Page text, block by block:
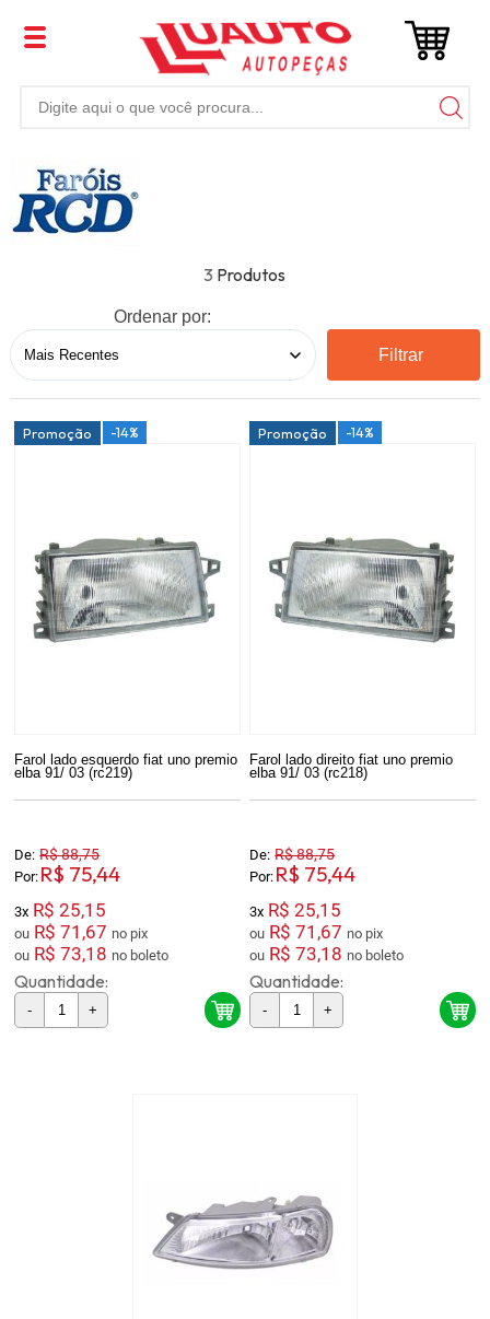
3
Ordenar por:
Filtrar
Promoção -14%
Farol lado esquerdo fiat uno premio
elba 91/ 03 (rc219)
De: R$ 88,75
Por: R$ 75,44
3x R$ 25,15
ou R$ 71,67
no pix
ou R$ 73,18 no boleto
Quantidade:
- +
Promoção -14%
Farol lado direito fiat uno premio
elba 91/ 03 (rc218)
De: R$ 88,75
Por: R$ 75,44
3x R$ 25,15
ou R$ 71,67
no pix
ou R$ 73,18 no boleto
Quantidade:
- +